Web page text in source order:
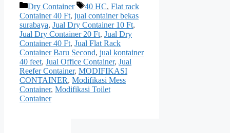
Categories
Dry Container Tags
40 HC, Flat rack
Container 40 Ft, jual container bekas
surabaya, Jual Dry Container 10 Ft,
Jual Dry Container 20 Ft, Jual Dry
Container 40 Ft, Jual Flat Rack
Container Baru Second, jual kontainer
40 feet, Jual Office Container, Jual
Reefer Container, MODIFIKASI
CONTAINER, Modifikasi Mess
Container, Modifikasi Toilet
Container